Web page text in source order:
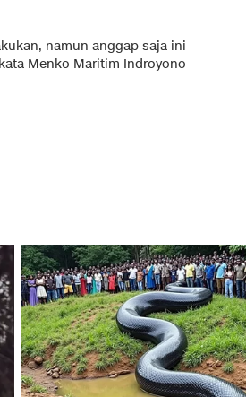
namun anggap saja ini
Menko Maritim Indroyono